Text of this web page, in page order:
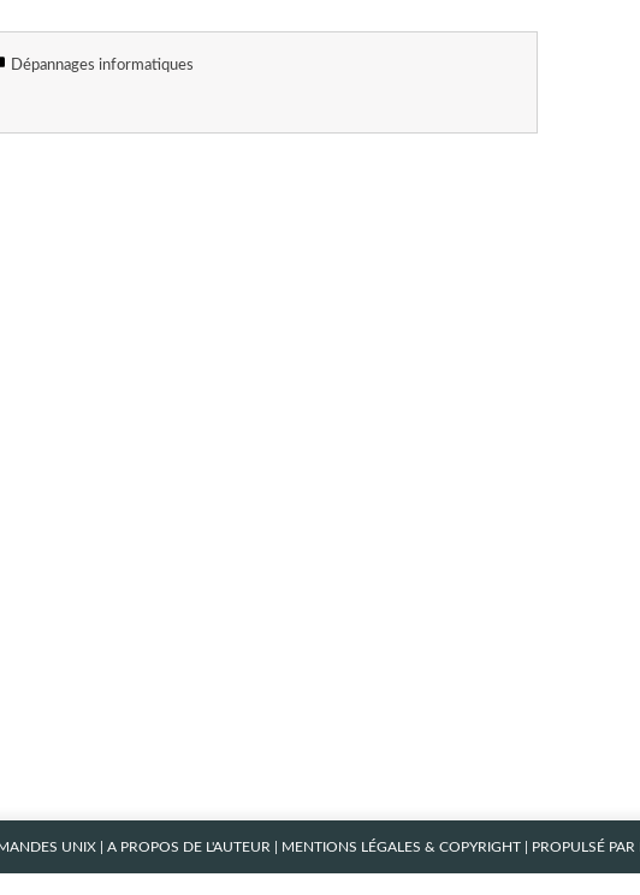
Dépannages informatiques
UNIX| A PROPOS DE L'AUTEUR MENTIONS LÉGALES & COPYRIGHT| PROPULSÉ PAR